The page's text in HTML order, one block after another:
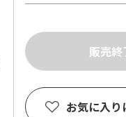
お気に入り